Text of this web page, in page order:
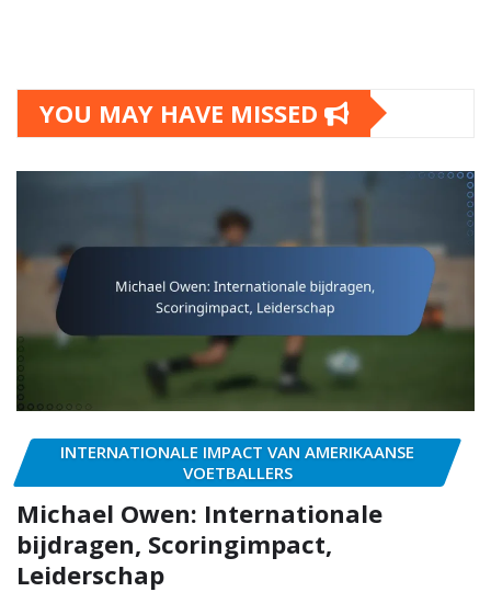
YOU MAY HAVE MISSED
INTERNATIONALE IMPACT VAN AMERIKAANSE
VOETBALLERS
Michael Owen: Internationale
bijdragen, Scoringimpact,
Leiderschap